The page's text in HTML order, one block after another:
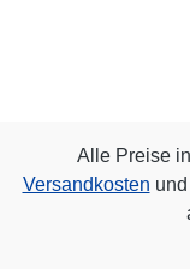
Alle Preise
Versandkosten